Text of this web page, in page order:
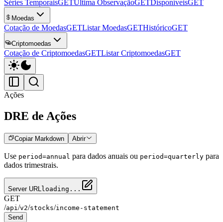
Séries TemporaisGETÚltima ObservaçãoGETDisponíveisGET
Moedas
Cotação de MoedasGETListar MoedasGETHistóricoGET
Criptomoedas
Cotação de CriptomoedasGETListar CriptomoedasGET
Ações
DRE de Ações
Copiar Markdown Abrir
Use period=annual para dados anuais ou period=quarterly para
dados trimestrais.
Server URLloading...
GET
/api/v2/stocks/income-statement
Send